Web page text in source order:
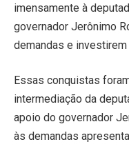
imensamente à
governador Jerônimo
demandas e
Essas conquistas
intermediação da
apoio do governador
às demandas